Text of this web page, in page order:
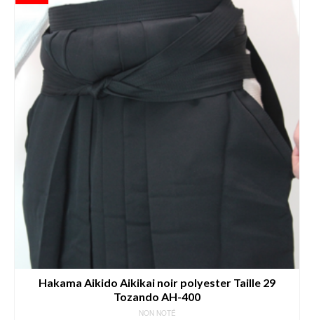
Hakama Aikido Aikikai noir polyester Taille 29
Tozando AH-400
NON NOTÉ